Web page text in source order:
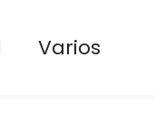
Varios